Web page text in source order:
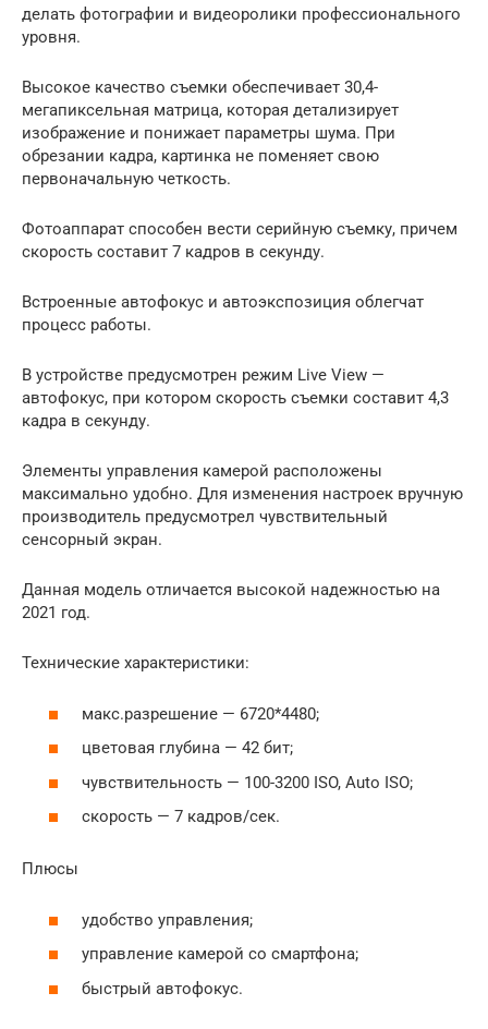
делать фотографии и видеоролики профессионального
уровня.
Высокое качество съемки обеспечивает 30,4-
мегапиксельная матрица, которая детализирует
изображение и понижает параметры шума. При
обрезании кадра, картинка не поменяет свою
первоначальную четкость.
Фотоаппарат способен вести серийную съемку, причем
скорость составит 7 кадров в секунду.
Встроенные автофокус и автоэкспозиция облегчат
процесс работы.
В устройстве предусмотрен режим Live View —
автофокус, при котором скорость съемки составит 4,3
кадра в секунду.
Элементы управления камерой расположены
максимально удобно. Для изменения настроек вручную
производитель предусмотрел чувствительный
сенсорный экран.
Данная модель отличается высокой надежностью на
2021 год.
Технические характеристики:
макс.разрешение — 6720*4480;
цветовая глубина — 42 бит;
чувствительность — 100-3200 ISO, Auto ISO;
скорость — 7 кадров/сек.
Плюсы
удобство управления;
управление камерой со смартфона;
быстрый автофокус.